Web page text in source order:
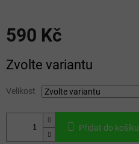
590 Kč
cena:
Zvolte variantu
Velikost
Přidat do košíku